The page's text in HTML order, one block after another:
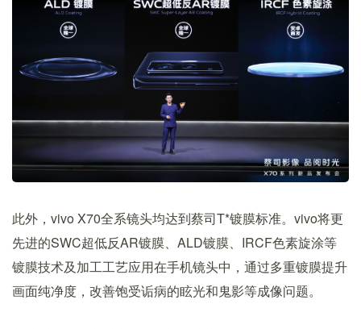
此外，vivo X70全系镜头均达到蔡司T*镀膜标准。vivo将更
先进的SWC超低反AR镀膜、ALD镀膜、IRCF色素旋涂等
镀膜技术及加工工艺应用在手机镜头中，通过多重镀膜提升
画面纯净度，改善饱受诟病的眩光和鬼影等成像问题。